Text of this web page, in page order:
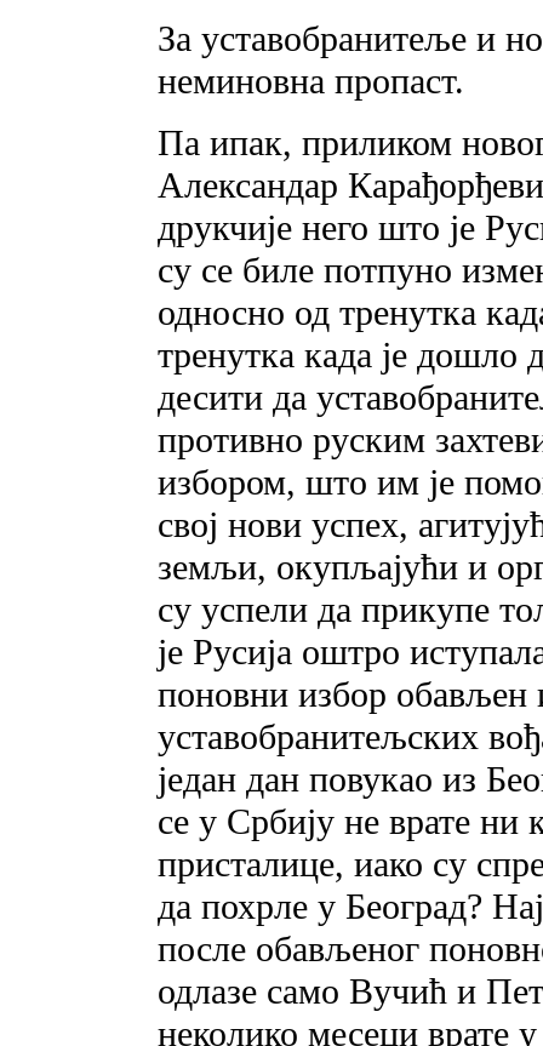
За уставобранитеље и
неминовна пропаст.
Па ипак, приликом
Александар
друкчије него што је
су се биле потпуно
односно од тренутка
тренутка када је дошло
десити да
противно руским
избором, што им је
свој нови успех,
земљи, окупљајући и
су успели да прикупе
је Русија оштро
поновни избор обављен
уставобранитељских
један дан повукао из
се у Србију не врате
присталице, иако су
да похрле у Београд?
после обављеног
одлазе само Вучић и
неколико месеци врате